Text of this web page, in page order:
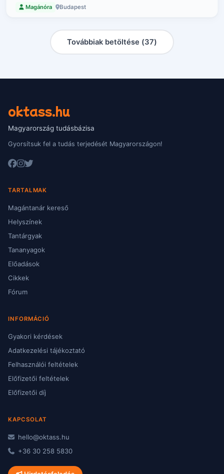
Magánóra Budapest
Továbbiak betöltése (37)
oktass.hu
Magyarország tudásbázisa
Gyorsítsuk fel a tudás terjedését Magyarországon!
TARTALMAK
Magántanár kereső
Helyszínek
Tantárgyak
Tananyagok
Előadások
Cikkek
Fórum
INFORMÁCIÓ
Gyakori kérdések
Adatkezelési tájékoztató
Felhasználói feltételek
Előfizetői feltételek
Előfizetői díj
KAPCSOLAT
hello@oktass.hu
+36 30 258 5830